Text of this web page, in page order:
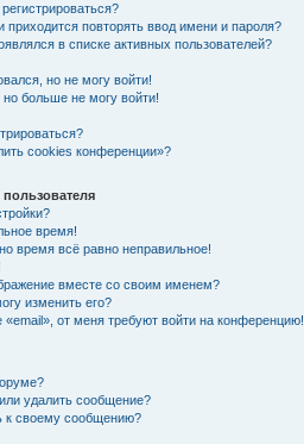
повторять ввод имени и пароля?
в списке активных пользователей?
но не могу войти!
но больше не могу войти!
cookies конференции»?
время!
время всё равно неправильное!
вместе со своим именем?
изменить его?
от меня требуют войти на конференцию!
удалить сообщение?
к своему сообщению?